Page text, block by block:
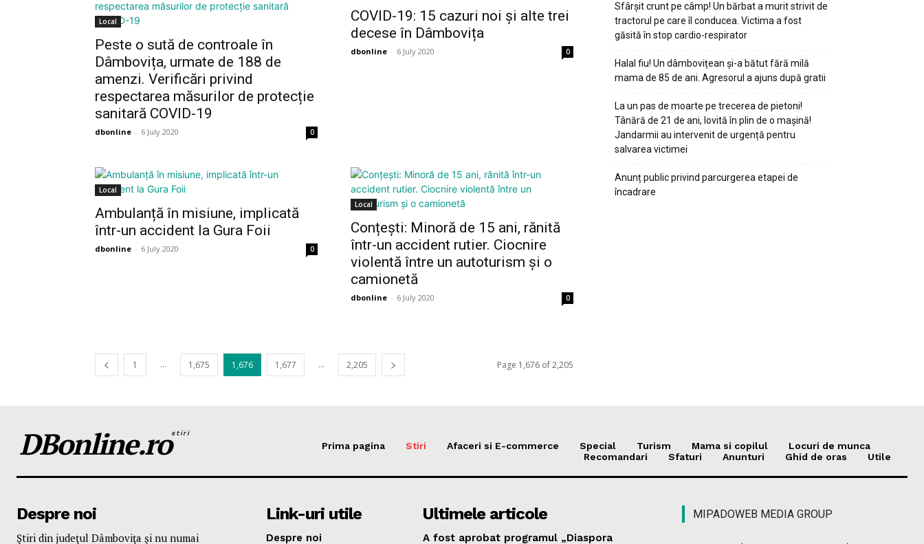
Local
Peste o sută de controale în
Dâmbovița, urmate de 188 de
amenzi. Verificări privind
respectarea măsurilor de protecție
sanitară COVID-19
dbonline - 6 July 2020 0
COVID-19: 15 cazuri noi și alte trei
decese în Dâmbovița
dbonline - 6 July 2020 0
Local
Ambulanță în misiune, implicată
într-un accident la Gura Foii
dbonline - 6 July 2020 0
Local
Conțești: Minoră de 15 ani, rănită
într-un accident rutier. Ciocnire
violentă între un autoturism și o
camionetă
dbonline - 6 July 2020 0
1 ... 1,675 1,676 1,677 ... 2,205 Page 1,676 of 2,205
Sfârșit crunt pe câmp! Un bărbat a murit strivit de
tractorul pe care îl conducea. Victima a fost
găsită în stop cardio-respirator
Halal fiu! Un dâmbovițean și-a bătut fără milă
mama de 85 de ani. Agresorul a ajuns după gratii
La un pas de moarte pe trecerea de pietoni!
Tânără de 21 de ani, lovită în plin de o mașină!
Jandarmii au intervenit de urgență pentru
salvarea victimei
Anunț public privind parcurgerea etapei de
încadrare
DBonline.rostiri
Prima pagina Stiri Afaceri si E-commerce Special Turism Mama si copilul
Locuri de munca
Recomandari
Sfaturi Anunturi Ghid de oras Utile
Despre noi
Ştiri din judeţul Dâmboviţa şi nu numai
Link-uri utile
Despre noi
Ultimele articole
A fost aprobat programul „Diaspora
MIPADOWEB MEDIA GROUP